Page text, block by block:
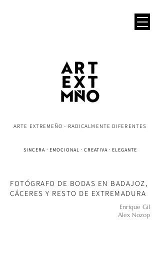
ARTE EXTREMEÑO - RADICALMENTE DIFERENTES
SINCERA · EMOCIONAL · CREATIVA · ELEGANTE
Enrique Gil
Alex Nozop
FOTÓGRAFO DE BODAS EN BADAJOZ,
CÁCERES Y RESTO DE EXTREMADURA